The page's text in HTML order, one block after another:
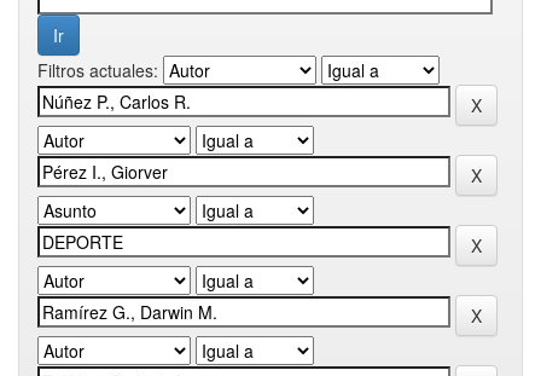
Filtros actuales: